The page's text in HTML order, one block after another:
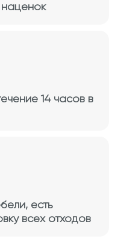
14 часов в
есть
всех отходов